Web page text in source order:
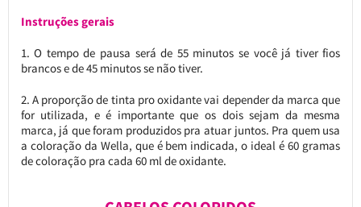
Instruções gerais
1. O tempo de pausa será de 55 minutos se você já tiver fios
brancos e de 45 minutos se não tiver.
2. A proporção de tinta pro oxidante vai depender da marca que
for utilizada, e é importante que os dois sejam da mesma
marca, já que foram produzidos pra atuar juntos. Pra quem usa
a coloração da Wella, que é bem indicada, o ideal é 60 gramas
de coloração pra cada 60 ml de oxidante.